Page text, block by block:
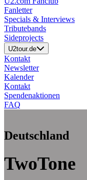
Fanletter
Specials & Interviews
Tributebands
Sideprojects
U2tour.de
Kontakt
Newsletter
Kalender
Kontakt
Spendenaktionen
FAQ
Deutschland
TwoTone